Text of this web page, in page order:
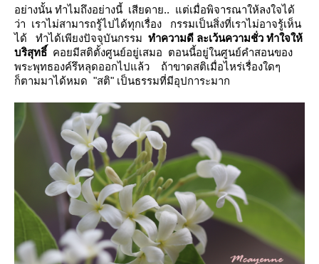
อย่างนั้น ทำไมถึงอย่างนี้ เสียดาย.. แต่เมื่อพิจารณาให้ลงใจได้
ว่า เราไม่สามารถรู้ไปได้ทุกเรื่อง กรรมเป็นสิ่งที่เราไม่อาจรู้เห็น
ได้ ทำได้เพียงปัจจุบันกรรม ทำความดี ละเว้นความชั่ว ทำใจให้
บริสุทธิ์ คอยมีสติตั้งศูนย์อยู่เสมอ ตอนนี้อยู่ในศูนย์คำสอนของ
พระพุทธองค์รึหลุดออกไปแล้ว ถ้าขาดสติเมื่อไหร่เรื่องใดๆ
ก็ตามมาได้หมด "สติ" เป็นธรรมที่มีอุปการะมาก